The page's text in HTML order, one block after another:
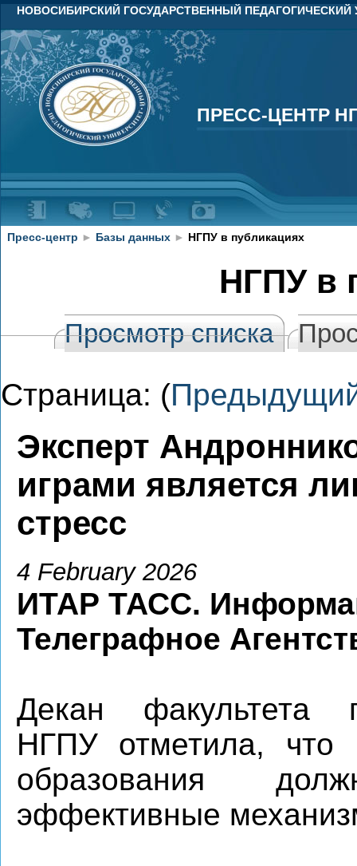
НОВОСИБИРСКИЙ ГОСУДАРСТВЕННЫЙ ПЕДАГОГИЧЕСКИЙ
ПРЕСС-ЦЕНТР
ПРЕСС-ЦЕНТР
Пресс-центр ► Базы данных ► НГПУ в публикациях
НГПУ в
Просмотр списка
Страница: (
Эксперт
играми является
стресс
4 February 2026
ИТАР ТАСС.
Телеграфное
Декан факультета
НГПУ отметила, что
образования
эффективные